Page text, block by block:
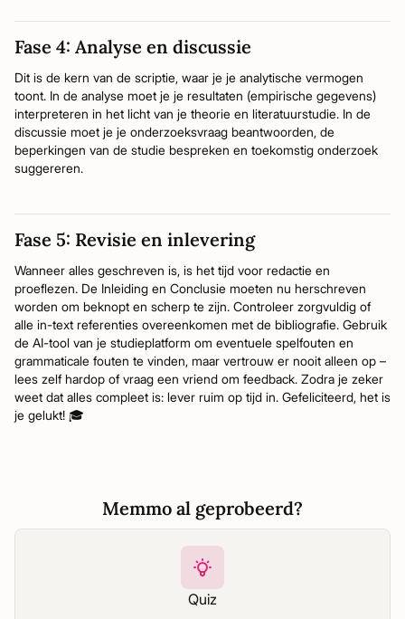
Fase 4: Analyse en discussie
Dit is de kern van de scriptie, waar je je analytische vermogen
toont. In de analyse moet je je resultaten (empirische gegevens)
interpreteren in het licht van je theorie en literatuurstudie. In de
discussie moet je je onderzoeksvraag beantwoorden, de
beperkingen van de studie bespreken en toekomstig onderzoek
suggereren.
Fase 5: Revisie en inlevering
Wanneer alles geschreven is, is het tijd voor redactie en
proeflezen. De Inleiding en Conclusie moeten nu herschreven
worden om beknopt en scherp te zijn. Controleer zorgvuldig of
alle in-text referenties overeenkomen met de bibliografie. Gebruik
de AI-tool van je studieplatform om eventuele spelfouten en
grammaticale fouten te vinden, maar vertrouw er nooit alleen op –
lees zelf hardop of vraag een vriend om feedback. Zodra je zeker
weet dat alles compleet is: lever ruim op tijd in. Gefeliciteerd, het is
je gelukt! 🎓
Memmo al geprobeerd?
Quiz